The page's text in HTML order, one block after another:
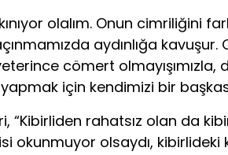
olalım. Onun cimriliğini
aydınlığa
cömert olmayışımızla,
için kendimizi bir
rahatsız olan da
okunmuyor olsaydı,